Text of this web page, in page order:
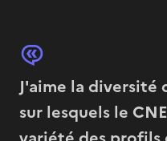
J'aime la diversité
sur lesquels le